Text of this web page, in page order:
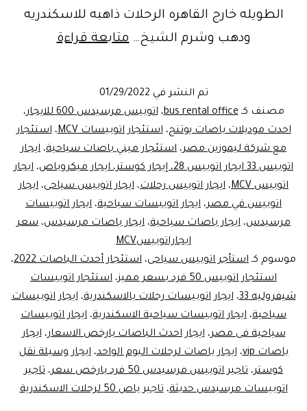
الطويله خارج القاهره الرحلات ذاهبه للاسكندريه
ودهب وشرم الشيخ…متابعة قراءة
تويوتا
كوستر
تم النشر في 01/29/2022
مصنف كـbus rental office،اتوبيس مرسيدس 600 للايجار
،
احدث موديلات باصات يوتنج،استئجار اتوبيسات MCV ،استئجار
مع شركة ليموزين مصر، استئجار ميني باصات سياحية، ايجار
اتوبيس 33 ايجار اتوبيس 28، إيجار كوستر، ايجار ميكروباص
، ايجار
اتوبيس MCV
، ايجار اتوبيس رحلات، ايجار اتوبيس سياحى، ايجار
اتوبيس في مصر، ايجار اتوبيسات سياحية، ايجار اتوبيسات
مرسيدس، ايجار باصات سياحية، ايجار باصات مرسيدس، سعر
ايجاراتوبيسMCV
موسوم كـ استأجر اتوبيس سياحى، استئجار أحدث الباصات 2022
،
استئجار اتوبيس 50 فرد بسعر مميز
، استئجار اتوبيسات
شيفروليه 33
،ايجار اتوبيسات رحلات بالاسكندرية،ايجار اتوبيسات
سياحية، ايجار اتوبيسات سياحية الاسكندرية، ايجار اتوبيسات
سياحية فى مصر،ايجار احدث الباصات بارخص الاسعار،ايجار
باصات vip
،ايجار باصات لرحلات اليوم الواحد،ايجار وسيلة نقل
كوستر، تاجير اتوبيس مرسيدس 50 فرد بارخص سعر ، تاجير
اتوبيسات مرسيدس حديثة،تاجير باص 50 لرحلات الاسكندرية